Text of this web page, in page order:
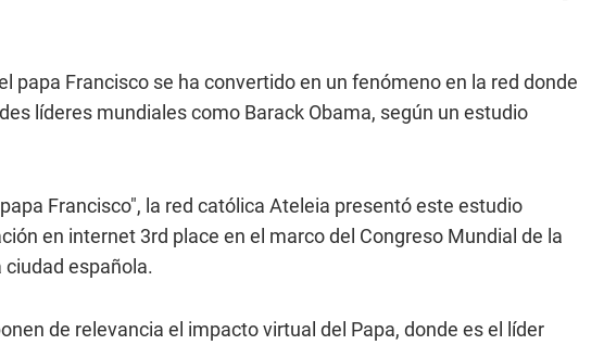
papa Francisco se ha convertido en un fenómeno en la red donde
líderes mundiales como Barack Obama, según un estudio
Francisco", la red católica Ateleia presentó este estudio
en internet 3rd place en el marco del Congreso Mundial de la
española.
de relevancia el impacto virtual del Papa, donde es el líder